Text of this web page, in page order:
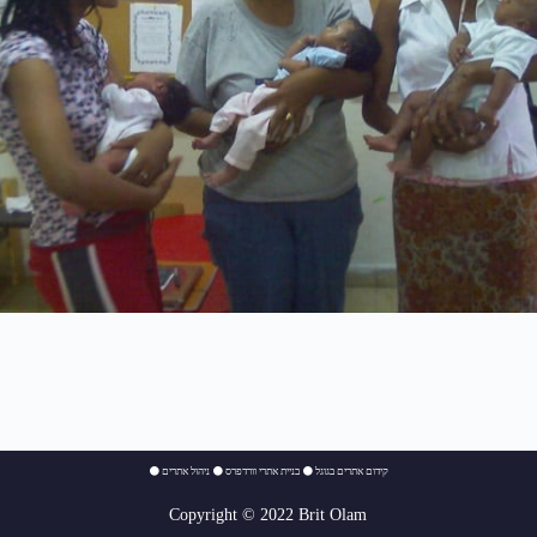
⚫ קידום אתרים בגוגל ⚫בניית אתרי וורדפרס ⚫ניהול אתרים
Copyright © 2022 Brit Olam